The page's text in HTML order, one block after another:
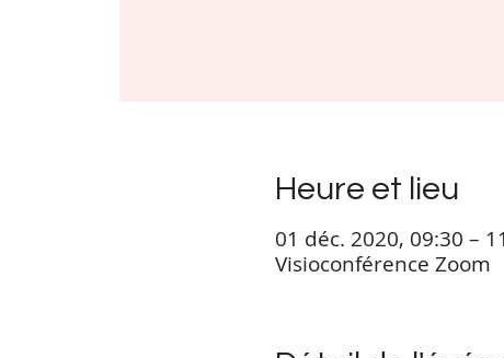
Heure et lieu
01 déc. 2020, 09:30 –
Visioconférence Zoom